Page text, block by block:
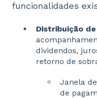
funcionalidades
Distribuição
dividendos,
retorno de
Janela
de